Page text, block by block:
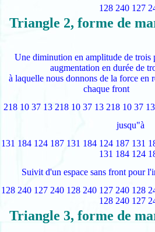
128 240 127
Triangle 2, forme de
Une diminution en amplitude de trois
augmentation en durée de
à laquelle nous donnons de la force en
chaque front
218 10 37 13 218 10 37 13 218 10 37
jusqu"à
131 184 124 187 131 184 124 187 131
131 184 124
Suivit d'un espace sans front pour
128 240 127 240 128 240 127 240 128
128 240 127
Triangle 3, forme de